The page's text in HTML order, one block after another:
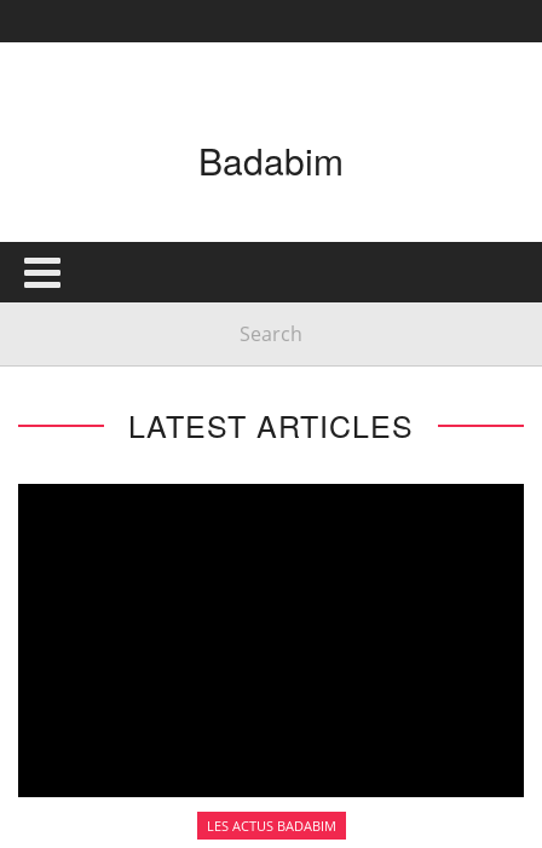
BADABIM EN IMAGES
FAQ
Badabim
LATEST ARTICLES
LES ACTUS BADABIM